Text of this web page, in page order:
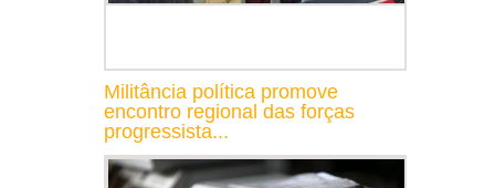
Militância política promove
encontro regional das forças
progressista...